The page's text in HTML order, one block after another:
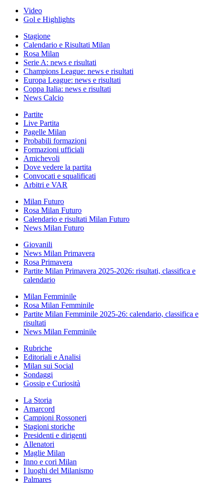
Video
Gol e Highlights
Stagione
Calendario e Risultati Milan
Rosa Milan
Serie A: news e risultati
Champions League: news e risultati
Europa League: news e risultati
Coppa Italia: news e risultati
News Calcio
Partite
Live Partita
Pagelle Milan
Probabili formazioni
Formazioni ufficiali
Amichevoli
Dove vedere la partita
Convocati e squalificati
Arbitri e VAR
Milan Futuro
Rosa Milan Futuro
Calendario e risultati Milan Futuro
News Milan Futuro
Giovanili
News Milan Primavera
Rosa Primavera
Partite Milan Primavera 2025-2026: risultati, classifica e
calendario
Milan Femminile
Rosa Milan Femminile
Partite Milan Femminile 2025-26: calendario, classifica e
risultati
News Milan Femminile
Rubriche
Editoriali e Analisi
Milan sui Social
Sondaggi
Gossip e Curiosità
La Storia
Amarcord
Campioni Rossoneri
Stagioni storiche
Presidenti e dirigenti
Allenatori
Maglie Milan
Inno e cori Milan
I luoghi del Milanismo
Palmares